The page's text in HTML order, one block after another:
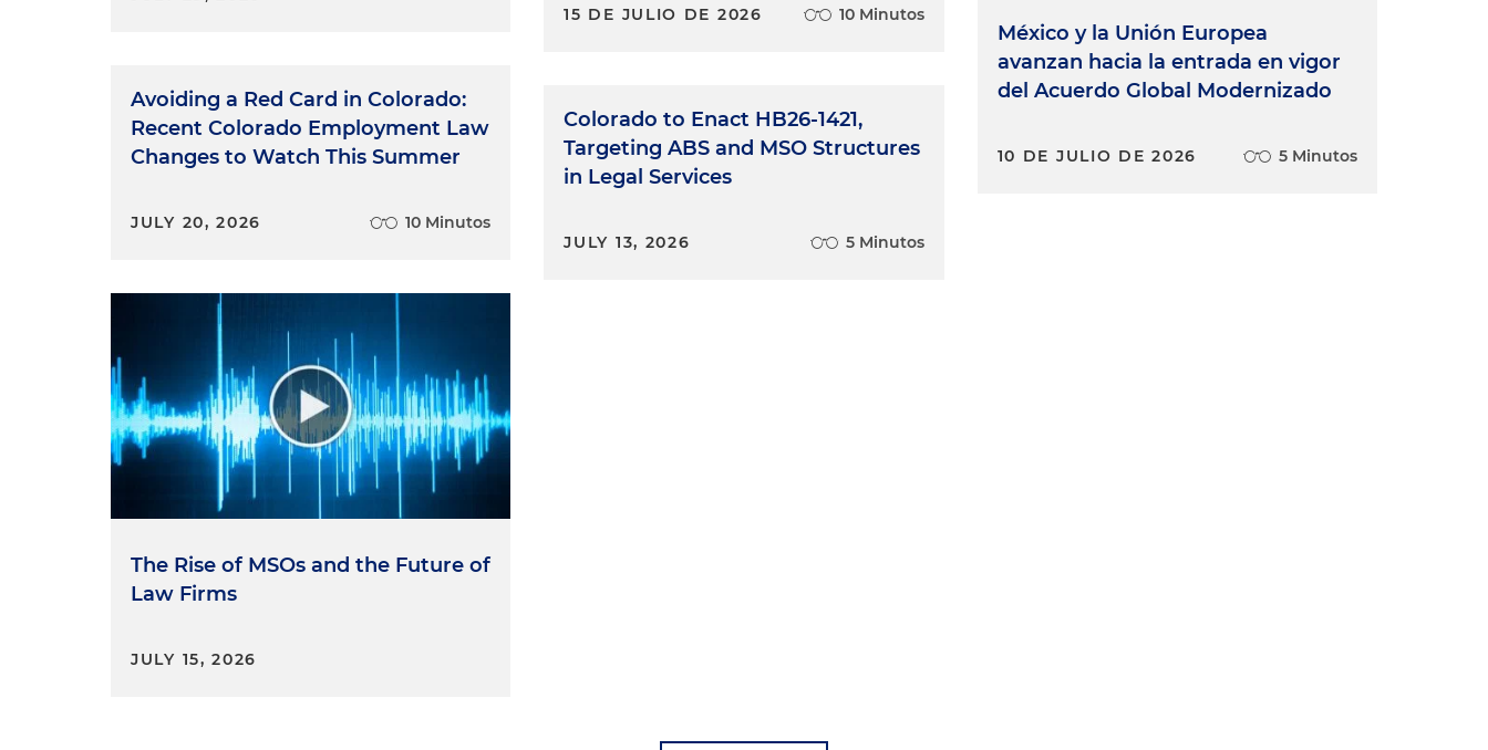
Avoiding a Red Card in Colorado:
Recent Colorado Employment Law
Changes to Watch This Summer
JULY 20, 2026 10 Minutos
The Rise of MSOs and the Future of
Law Firms
JULY 15, 2026
15 DE JULIO DE 2026 10 Minutos
Colorado to Enact HB26-1421,
Targeting ABS and MSO Structures
in Legal Services
JULY 13, 2026 5 Minutos
México y la Unión Europea
avanzan hacia la entrada en vigor
del Acuerdo Global Modernizado
10 DE JULIO DE 2026 5 Minutos